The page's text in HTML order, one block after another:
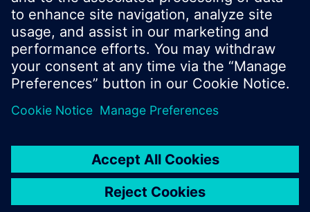
© Siemens Switzerland Ltd. 2016
rôznych krajinách.